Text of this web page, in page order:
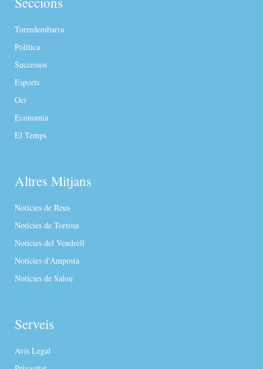
Torredembarra
Política
Successos
Esports
Oci
Economia
El Temps
Altres Mitjans
Notícies de Reus
Notícies de Tortosa
Notícies del Vendrell
Notícies d’Amposta
Notícies de Salou
Serveis
Avís Legal